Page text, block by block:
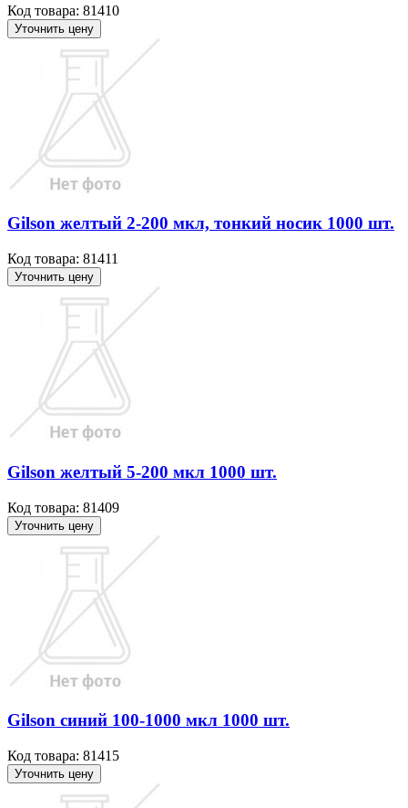
Код товара: 81410
Уточнить цену
Gilson желтый 2-200 мкл, тонкий носик 1000 шт.
Код товара: 81411
Уточнить цену
Gilson желтый 5-200 мкл 1000 шт.
Код товара: 81409
Уточнить цену
Gilson синий 100-1000 мкл 1000 шт.
Код товара: 81415
Уточнить цену